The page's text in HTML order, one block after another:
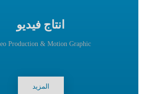
انتاج فيديو
Production & Motion Graphic
المزيد